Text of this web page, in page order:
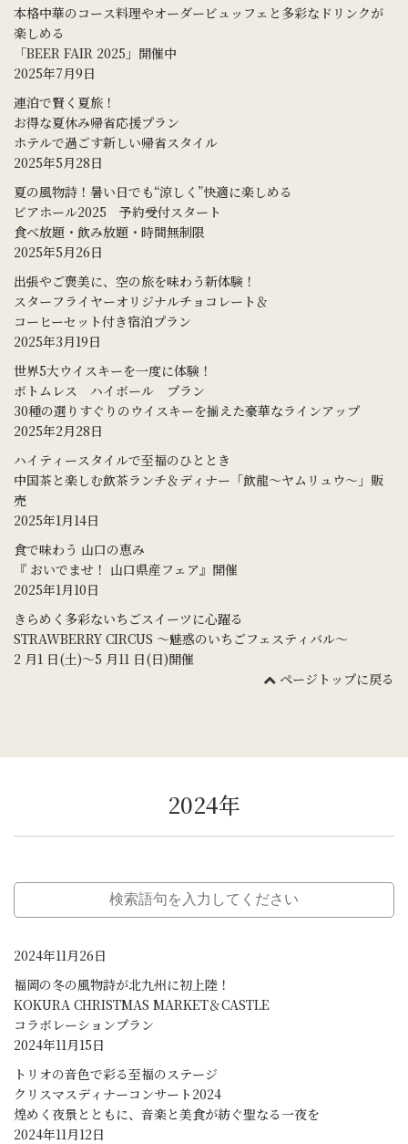
本格中華のコース料理やオーダービュッフェと多彩なドリンクが
楽しめる
「BEER FAIR 2025」開催中
2025年7月9日
連泊で賢く夏旅！
お得な夏休み帰省応援プラン
ホテルで過ごす新しい帰省スタイル
2025年5月28日
夏の風物詩！暑い日でも“涼しく”快適に楽しめる
ビアホール2025 予約受付スタート
食べ放題・飲み放題・時間無制限
2025年5月26日
出張やご褒美に、空の旅を味わう新体験！
スターフライヤーオリジナルチョコレート＆
コーヒーセット付き宿泊プラン
2025年3月19日
世界5大ウイスキーを一度に体験！
ボトムレス ハイボール プラン
30種の選りすぐりのウイスキーを揃えた豪華なラインアップ
2025年2月28日
ハイティースタイルで至福のひととき
中国茶と楽しむ飲茶ランチ＆ディナー「飲龍～ヤムリュウ～」販
売
2025年1月14日
食で味わう 山口の恵み
『 おいでませ！ 山口県産フェア』開催
2025年1月10日
きらめく多彩ないちごスイーツに心躍る
STRAWBERRY CIRCUS 〜魅惑のいちごフェスティバル〜
2 月1 日(土)〜5 月11 日(日)開催
ページトップに戻る
2024年
2024年11月26日
福岡の冬の風物詩が北九州に初上陸！
KOKURA CHRISTMAS MARKET＆CASTLE
コラボレーションプラン
2024年11月15日
トリオの音色で彩る至福のステージ
クリスマスディナーコンサート2024
煌めく夜景とともに、音楽と美食が紡ぐ聖なる一夜を
2024年11月12日